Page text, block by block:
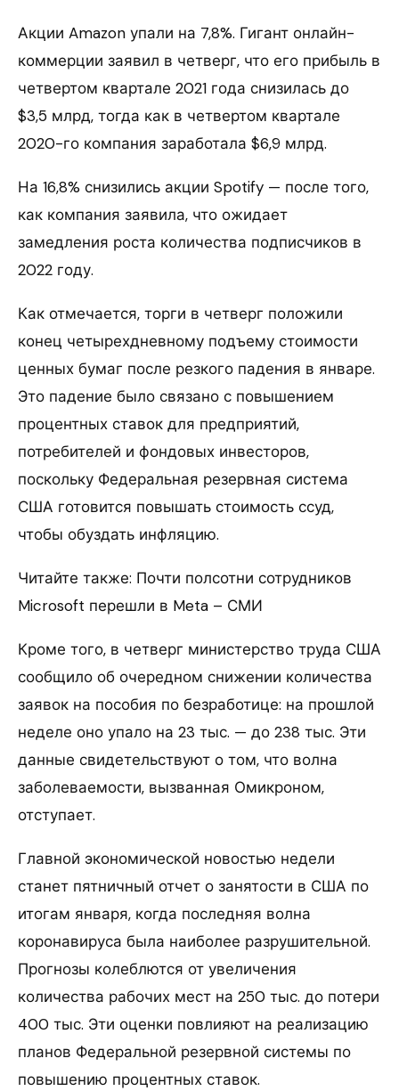
Акции Amazon упали на 7,8%. Гигант онлайн-
коммерции заявил в четверг, что его прибыль в
четвертом квартале 2021 года снизилась до
$3,5 млрд, тогда как в четвертом квартале
2020-го компания заработала $6,9 млрд.
На 16,8% снизились акции Spotify — после того,
как компания заявила, что ожидает
замедления роста количества подписчиков в
2022 году.
Как отмечается, торги в четверг положили
конец четырехдневному подъему стоимости
ценных бумаг после резкого падения в январе.
Это падение было связано с повышением
процентных ставок для предприятий,
потребителей и фондовых инвесторов,
поскольку Федеральная резервная система
США готовится повышать стоимость ссуд,
чтобы обуздать инфляцию.
Читайте также: Почти полсотни сотрудников
Microsoft перешли в Meta – СМИ
Кроме того, в четверг министерство труда США
сообщило об очередном снижении количества
заявок на пособия по безработице: на прошлой
неделе оно упало на 23 тыс. — до 238 тыс. Эти
данные свидетельствуют о том, что волна
заболеваемости, вызванная Омикроном,
отступает.
Главной экономической новостью недели
станет пятничный отчет о занятости в США по
итогам января, когда последняя волна
коронавируса была наиболее разрушительной.
Прогнозы колеблются от увеличения
количества рабочих мест на 250 тыс. до потери
400 тыс. Эти оценки повлияют на реализацию
планов Федеральной резервной системы по
повышению процентных ставок.